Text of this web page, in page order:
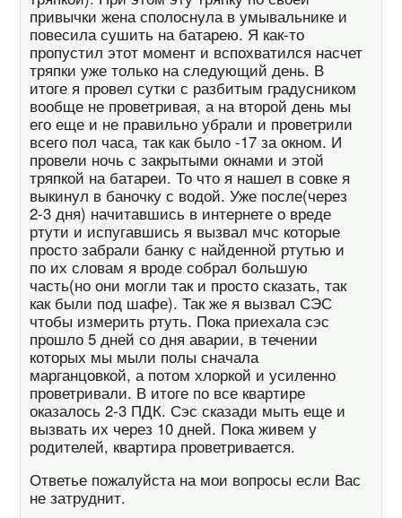
привычки жена сполоснула в умывальнике и
повесила сушить на батарею. Я как-то
пропустил этот момент и вспохватился насчет
тряпки уже только на следующий день. В
итоге я провел сутки с разбитым градусником
вообще не проветривая, а на второй день мы
его еще и не правильно убрали и проветрили
всего пол часа, так как было -17 за окном. И
провели ночь с закрытыми окнами и этой
тряпкой на батареи. То что я нашел в совке я
выкинул в баночку с водой. Уже после(через
2-3 дня) начитавшись в интернете о вреде
ртути и испугавшись я вызвал мчс которые
просто забрали банку с найденной ртутью и
по их словам я вроде собрал большую
часть(но они могли так и просто сказать, так
как были под шафе). Так же я вызвал СЭС
чтобы измерить ртуть. Пока приехала сэс
прошло 5 дней со дня аварии, в течении
которых мы мыли полы сначала
марганцовкой, а потом хлоркой и усиленно
проветривали. В итоге по все квартире
оказалось 2-3 ПДК. Сэс сказади мыть еще и
вызвать их через 10 дней. Пока живем у
родителей, квартира проветривается.
Ответье пожалуйста на мои вопросы если Вас
не затруднит.